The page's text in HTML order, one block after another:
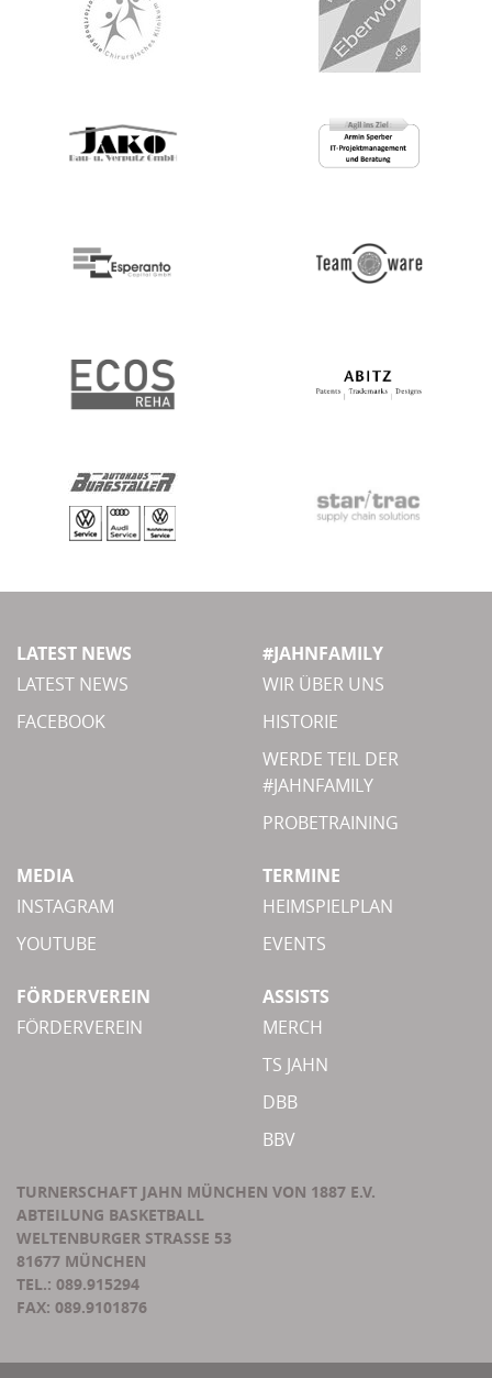
LATEST NEWS
LATEST NEWS
FACEBOOK
#JAHNFAMILY
WIR ÜBER UNS
HISTORIE
WERDE TEIL DER
#JAHNFAMILY
PROBETRAINING
MEDIA
INSTAGRAM
YOUTUBE
TERMINE
HEIMSPIELPLAN
EVENTS
FÖRDERVEREIN
FÖRDERVEREIN
ASSISTS
MERCH
TS JAHN
DBB
BBV
TURNERSCHAFT JAHN MÜNCHEN VON 1887 E.V.
ABTEILUNG BASKETBALL
WELTENBURGER STRASSE 53
81677 MÜNCHEN
TEL.: 089.915294
FAX: 089.9101876